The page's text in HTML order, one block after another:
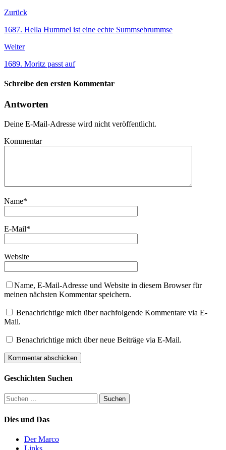
Zurück
1687. Hella Hummel ist eine echte Summsebrummse
Weiter
1689. Moritz passt auf
Schreibe den ersten Kommentar
Antworten
Deine E-Mail-Adresse wird nicht veröffentlicht.
Kommentar
Name*
E-Mail*
Website
Name, E-Mail-Adresse und Website in diesem Browser für
meinen nächsten Kommentar speichern.
Benachrichtige mich über nachfolgende Kommentare via E-
Mail.
Benachrichtige mich über neue Beiträge via E-Mail.
Geschichten Suchen
Suchen
nach:
Dies und Das
Der Marco
Links